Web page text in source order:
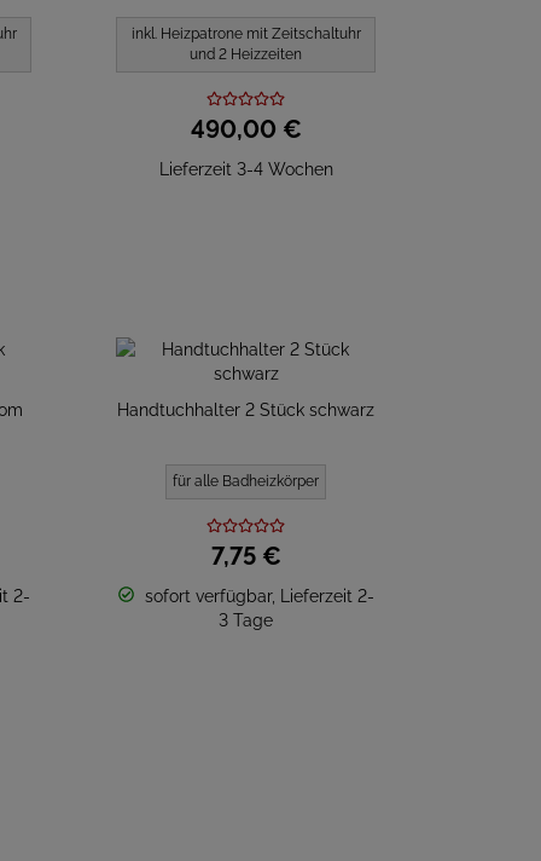
inkl. Heizpatrone mit Zeitschaltuhr
und 2 Heizzeiten
490,00 €
Lieferzeit 3-4 Wochen
2-
Handtuchhalter 2 Stück schwarz
für alle Badheizkörper
7,75 €
sofort verfügbar, Lieferzeit 2-
3 Tage